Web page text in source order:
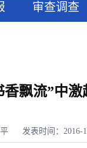
审查调查
香飘流”中
发表时间：2016-